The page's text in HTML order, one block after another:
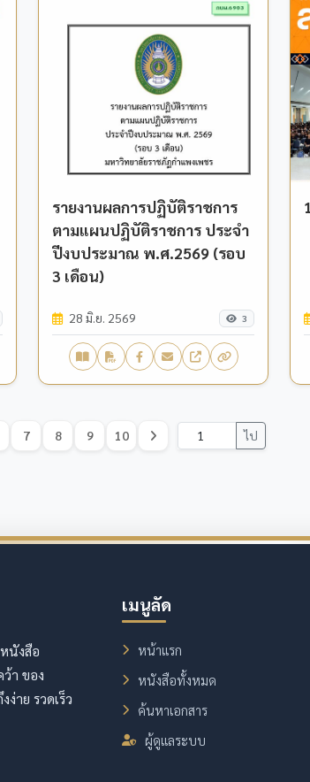
รายงานผลการปฏิบัติราชการ
ตามแผนปฏิบัติราชการ ประจำ
ปีงบประมาณ พ.ศ.2569 (รอบ
3 เดือน)
28 มิ.ย. 2569 3
7 8 9 10 ไป
นังสือ
า ของ
ง่าย รวดเร็ว
เมนูลัด
หน้าแรก
หนังสือทั้งหมด
ค้นหาเอกสาร
ผู้ดูแลระบบ